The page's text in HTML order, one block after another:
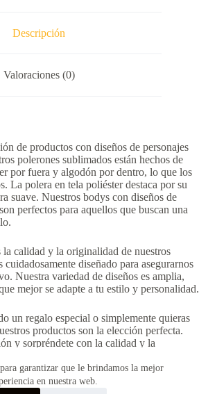
garantizar que le brindamos la mejor
en nuestra web.
Descripción
Valoraciones (0)
de productos con diseños de personajes
polerones sublimados están hechos de
por fuera y algodón por dentro, lo que los
La polera en tela poliéster destaca por su
suave. Nuestros bodys con diseños de
perfectos para aquellos que buscan una
calidad y la originalidad de nuestros
diseñado para asegurarnos
Nuestra variedad de diseños es amplia,
mejor se adapte a tu estilo y personalidad.
un regalo especial o simplemente quieras
productos son la elección perfecta.
y sorpréndete con la calidad y la